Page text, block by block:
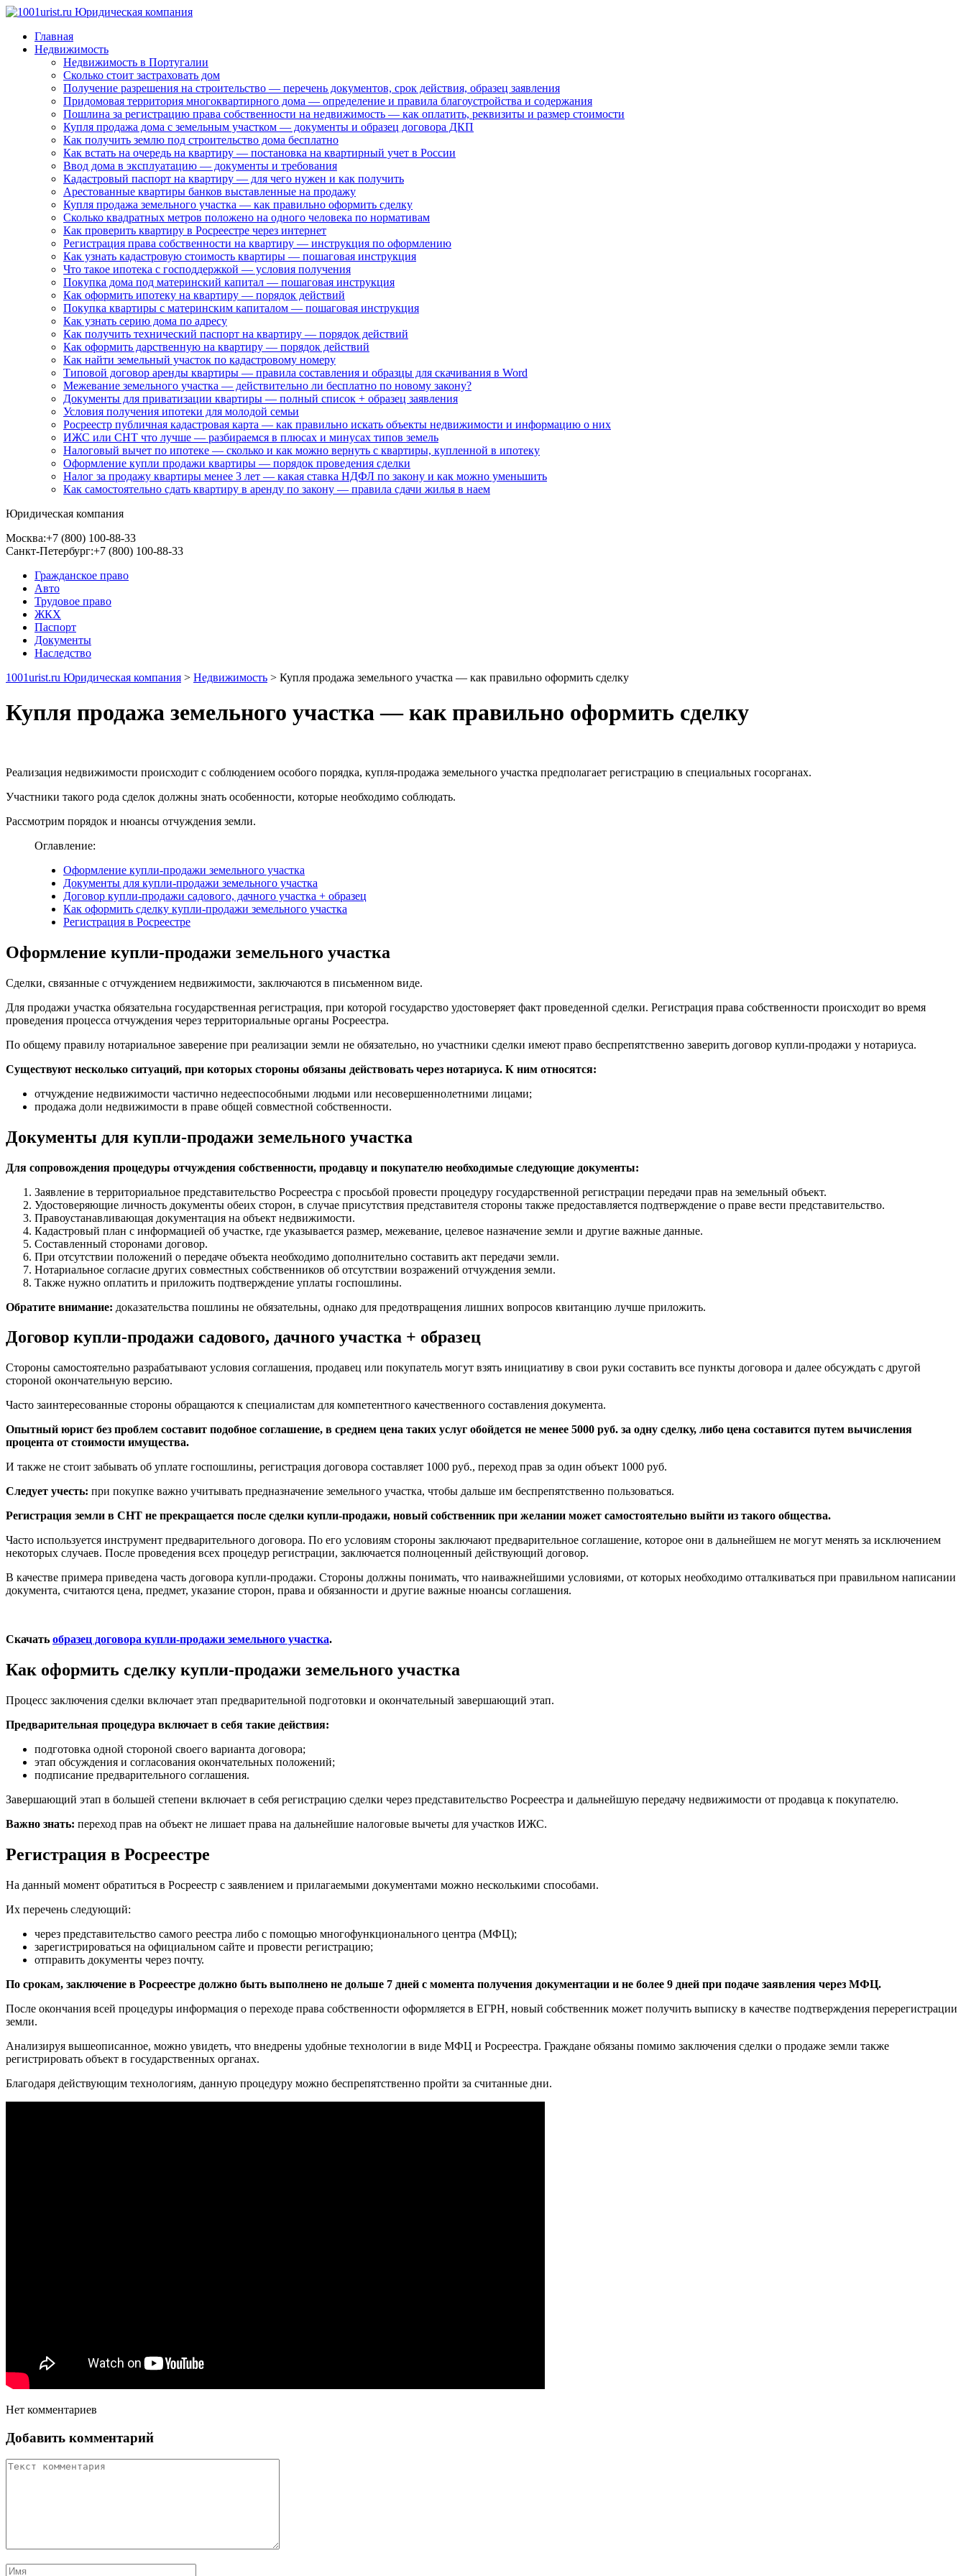
Главная
Недвижимость
Недвижимость в Португалии
Сколько стоит застраховать дом
Получение разрешения на строительство — перечень документов, срок действия, образец заявления
Придомовая территория многоквартирного дома — определение и правила благоустройства и содержания
Пошлина за регистрацию права собственности на недвижимость — как оплатить, реквизиты и размер стоимости
Купля продажа дома с земельным участком — документы и образец договора ДКП
Как получить землю под строительство дома бесплатно
Как встать на очередь на квартиру — постановка на квартирный учет в России
Ввод дома в эксплуатацию — документы и требования
Кадастровый паспорт на квартиру — для чего нужен и как получить
Арестованные квартиры банков выставленные на продажу
Купля продажа земельного участка — как правильно оформить сделку
Сколько квадратных метров положено на одного человека по нормативам
Как проверить квартиру в Росреестре через интернет
Регистрация права собственности на квартиру — инструкция по оформлению
Как узнать кадастровую стоимость квартиры — пошаговая инструкция
Что такое ипотека с господдержкой — условия получения
Покупка дома под материнский капитал — пошаговая инструкция
Как оформить ипотеку на квартиру — порядок действий
Покупка квартиры с материнским капиталом — пошаговая инструкция
Как узнать серию дома по адресу
Как получить технический паспорт на квартиру — порядок действий
Как оформить дарственную на квартиру — порядок действий
Как найти земельный участок по кадастровому номеру
Типовой договор аренды квартиры — правила составления и образцы для скачивания в Word
Межевание земельного участка — действительно ли бесплатно по новому закону?
Документы для приватизации квартиры — полный список + образец заявления
Условия получения ипотеки для молодой семьи
Росреестр публичная кадастровая карта — как правильно искать объекты недвижимости и информацию о них
ИЖС или СНТ что лучше — разбираемся в плюсах и минусах типов земель
Налоговый вычет по ипотеке — сколько и как можно вернуть с квартиры, купленной в ипотеку
Оформление купли продажи квартиры — порядок проведения сделки
Налог за продажу квартиры менее 3 лет — какая ставка НДФЛ по закону и как можно уменьшить
Как самостоятельно сдать квартиру в аренду по закону — правила сдачи жилья в наем
Юридическая компания
Москва:+7 (800) 100-88-33
Санкт-Петербург:+7 (800) 100-88-33
Гражданское право
Авто
Трудовое право
ЖКХ
Паспорт
Документы
Наследство
1001urist.ru Юридическая компания > Недвижимость > Купля продажа земельного участка — как правильно оформить сделку
Купля продажа земельного участка — как правильно оформить сделку
Реализация недвижимости происходит с соблюдением особого порядка, купля-продажа земельного участка предполагает регистрацию в специальных госорганах.
Участники такого рода сделок должны знать особенности, которые необходимо соблюдать.
Рассмотрим порядок и нюансы отчуждения земли.
Оглавление:
Оформление купли-продажи земельного участка
Документы для купли-продажи земельного участка
Договор купли-продажи садового, дачного участка + образец
Как оформить сделку купли-продажи земельного участка
Регистрация в Росреестре
Оформление купли-продажи земельного участка
Сделки, связанные с отчуждением недвижимости, заключаются в письменном виде.
Для продажи участка обязательна государственная регистрация, при которой государство удостоверяет факт проведенной сделки. Регистрация права собственности происходит во время
проведения процесса отчуждения через территориальные органы Росреестра.
По общему правилу нотариальное заверение при реализации земли не обязательно, но участники сделки имеют право беспрепятственно заверить договор купли-продажи у нотариуса.
Существуют несколько ситуаций, при которых стороны обязаны действовать через нотариуса. К ним относятся:
отчуждение недвижимости частично недееспособными людьми или несовершеннолетними лицами;
продажа доли недвижимости в праве общей совместной собственности.
Документы для купли-продажи земельного участка
Для сопровождения процедуры отчуждения собственности, продавцу и покупателю необходимые следующие документы:
Заявление в территориальное представительство Росреестра с просьбой провести процедуру государственной регистрации передачи прав на земельный объект.
Удостоверяющие личность документы обеих сторон, в случае присутствия представителя стороны также предоставляется подтверждение о праве вести представительство.
Правоустанавливающая документация на объект недвижимости.
Кадастровый план с информацией об участке, где указывается размер, межевание, целевое назначение земли и другие важные данные.
Составленный сторонами договор.
При отсутствии положений о передаче объекта необходимо дополнительно составить акт передачи земли.
Нотариальное согласие других совместных собственников об отсутствии возражений отчуждения земли.
Также нужно оплатить и приложить подтверждение уплаты госпошлины.
Обратите внимание: доказательства пошлины не обязательны, однако для предотвращения лишних вопросов квитанцию лучше приложить.
Договор купли-продажи садового, дачного участка + образец
Стороны самостоятельно разрабатывают условия соглашения, продавец или покупатель могут взять инициативу в свои руки составить все пункты договора и далее обсуждать с другой
стороной окончательную версию.
Часто заинтересованные стороны обращаются к специалистам для компетентного качественного составления документа.
Опытный юрист без проблем составит подобное соглашение, в среднем цена таких услуг обойдется не менее 5000 руб. за одну сделку, либо цена составится путем вычисления
процента от стоимости имущества.
И также не стоит забывать об уплате госпошлины, регистрация договора составляет 1000 руб., переход прав за один объект 1000 руб.
Следует учесть: при покупке важно учитывать предназначение земельного участка, чтобы дальше им беспрепятственно пользоваться.
Регистрация земли в СНТ не прекращается после сделки купли-продажи, новый собственник при желании может самостоятельно выйти из такого общества.
Часто используется инструмент предварительного договора. По его условиям стороны заключают предварительное соглашение, которое они в дальнейшем не могут менять за исключением
некоторых случаев. После проведения всех процедур регистрации, заключается полноценный действующий договор.
В качестве примера приведена часть договора купли-продажи. Стороны должны понимать, что наиважнейшими условиями, от которых необходимо отталкиваться при правильном написании
документа, считаются цена, предмет, указание сторон, права и обязанности и другие важные нюансы соглашения.
Скачать образец договора купли-продажи земельного участка.
Как оформить сделку купли-продажи земельного участка
Процесс заключения сделки включает этап предварительной подготовки и окончательный завершающий этап.
Предварительная процедура включает в себя такие действия:
подготовка одной стороной своего варианта договора;
этап обсуждения и согласования окончательных положений;
подписание предварительного соглашения.
Завершающий этап в большей степени включает в себя регистрацию сделки через представительство Росреестра и дальнейшую передачу недвижимости от продавца к покупателю.
Важно знать: переход прав на объект не лишает права на дальнейшие налоговые вычеты для участков ИЖС.
Регистрация в Росреестре
На данный момент обратиться в Росреестр с заявлением и прилагаемыми документами можно несколькими способами.
Их перечень следующий:
через представительство самого реестра либо с помощью многофункционального центра (МФЦ);
зарегистрироваться на официальном сайте и провести регистрацию;
отправить документы через почту.
По срокам, заключение в Росреестре должно быть выполнено не дольше 7 дней с момента получения документации и не более 9 дней при подаче заявления через МФЦ.
После окончания всей процедуры информация о переходе права собственности оформляется в ЕГРН, новый собственник может получить выписку в качестве подтверждения перерегистрации
земли.
Анализируя вышеописанное, можно увидеть, что внедрены удобные технологии в виде МФЦ и Росреестра. Граждане обязаны помимо заключения сделки о продаже земли также
регистрировать объект в государственных органах.
Благодаря действующим технологиям, данную процедуру можно беспрепятственно пройти за считанные дни.
Нет комментариев
Добавить комментарий